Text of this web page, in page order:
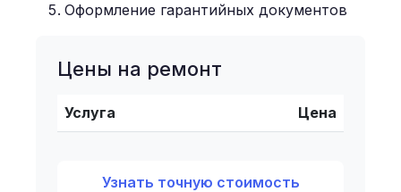
Оформление гарантийных документов
Цены на ремонт
Услуга Цена
Узнать точную стоимость